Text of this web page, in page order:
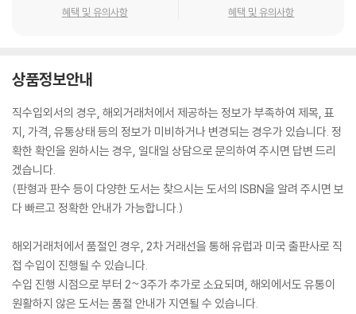
혜택 및 유의사항 혜택 및 유의사항
상품정보안내
직수입외서의 경우, 해외거래처에서 제공하는 정보가 부족하여 제목, 표
지, 가격, 유통상태 등의 정보가 미비하거나 변경되는 경우가 있습니다. 정
확한 확인을 원하시는 경우, 일대일 상담으로 문의하여 주시면 답변 드리
겠습니다.
(판형과 판수 등이 다양한 도서는 찾으시는 도서의 ISBN을 알려 주시면 보
다 빠르고 정확한 안내가 가능합니다.)
해외거래처에서 품절인 경우, 2차 거래선을 통해 유럽과 미국 출판사로 직
접 수입이 진행될 수 있습니다.
수입 진행 시점으로 부터 2~3주가 추가로 소요되며, 해외에서도 유통이
원활하지 않은 도서는 품절 안내가 지연될 수 있습니다.